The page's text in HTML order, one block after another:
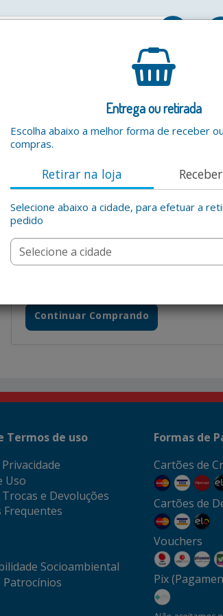
Entrega ou retirada
Escolha abaixo a melhor forma de receber
compras.
Retirar na loja
Selecione abaixo a cidade, para efetuar a
pedido
Continuar Comprando
Termos de uso
Uso
e Devoluções
Socioambiental
Patrocínios
Formas de
Cartões de
Cartões de
Vouchers
Pix